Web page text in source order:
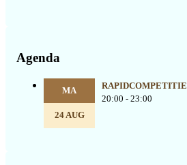
Agenda
MA
24 AUG
RAPIDCOMPETITIE
20:00 - 23:00